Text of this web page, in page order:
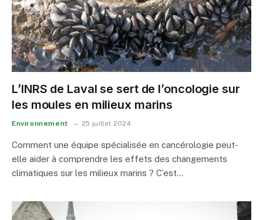
L’INRS de Laval se sert de l’oncologie sur
les moules en milieux marins
Environnement 25 juillet 2024
Comment une équipe spécialisée en cancérologie peut-
elle aider à comprendre les effets des changements
climatiques sur les milieux marins ? C’est…